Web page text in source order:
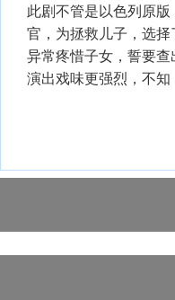
此剧不管是以色列原
官，为拯救儿子，选
异常疼惜子女，誓要
演出戏味更强烈，不